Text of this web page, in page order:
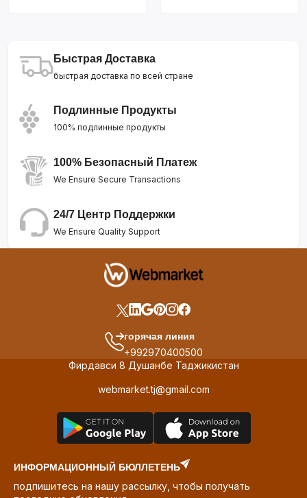
Быстрая Доставка
быстрая доставка по всей стране
Подлинные Продукты
100% подлинные продукты
100% Безопасный Платеж
We Ensure Secure Transactions
24/7 Центр Поддержки
We Ensure Quality Support
горячая линия
+992970400500
Фирдавси 8 Душанбе Таджикистан
webmarket.tj@gmail.com
ИНФОРМАЦИОННЫЙ БЮЛЛЕТЕНЬ
подпишитесь на нашу рассылку, чтобы получать